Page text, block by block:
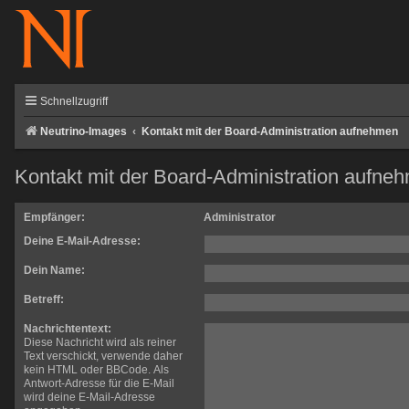
Schnellzugriff
Neutrino-Images Kontakt mit der Board-Administration aufnehmen
Kontakt mit der Board-Administration
Empfänger:
Administrator
Deine E-Mail-Adresse:
Dein Name:
Betreff:
Nachrichtentext:
Diese Nachricht wird als reiner
Text verschickt, verwende daher
kein HTML oder BBCode. Als
Antwort-Adresse für die E-Mail
wird deine E-Mail-Adresse